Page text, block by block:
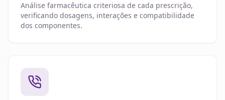
Análise farmacêutica criteriosa de cada prescrição,
verificando dosagens, interações e compatibilidade
dos componentes.